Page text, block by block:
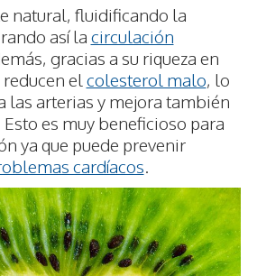
natural, fluidificando la
así la circulación
gracias a su riqueza en
el colesterol malo, lo
las arterias y mejora también
es muy beneficioso para
ya que puede prevenir
cardíacos.